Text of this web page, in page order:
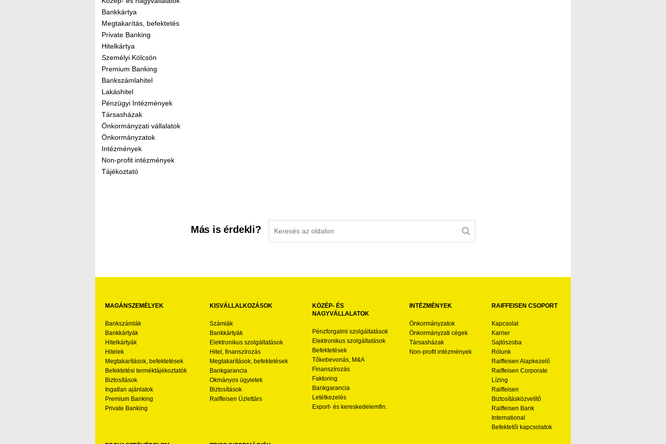
Bankkártya
Megtakarítás, befektetés
Private Banking
Hitelkártya
Személyi Kölcsön
Premium Banking
Bankszámlahitel
Lakáshitel
Pénzügyi Intézmények
Társasházak
Önkormányzati vállalatok
Önkormányzatok
Intézmények
Non-profit intézmények
Tájékoztató
Más is érdekli?
MAGÁNSZEMÉLYEK
Bankszámlák
Bankkártyák
Hitelkártyák
Hitelek
Megtakarítások, befektetések
Befektetési terméktájékoztatók
Biztosítások
Ingatlan ajánlatok
Premium Banking
Private Banking
KISVÁLLALKOZÁSOK
Számlák
Bankkártyák
Elektronikus szolgáltatások
Hitel, finanszírozás
Megtakarítások, befektetések
Bankgarancia
Okmányos ügyletek
Biztosítások
Raiffeisen Üzlettárs
KÖZÉP- ÉS
NAGYVÁLLALATOK
Pénzforgalmi szolgáltatások
Elektronikus szolgáltatások
Befektetések
Tőkebevonás, M&A
Finanszírozás
Faktoring
Bankgarancia
Letétkezelés
Export- és kereskedelemfin.
INTÉZMÉNYEK
Önkormányzatok
Önkormányzati cégek
Társasházak
Non-profit intézmények
RAIFFEISEN CSOPORT
Kapcsolat
Karrier
Sajtószoba
Rólunk
Raiffeisen Alapkezelő
Raiffeisen Corporate
Lízing
Raiffeisen
Biztosításközvetítő
Raiffeisen Bank
International
Befektetői kapcsolatok